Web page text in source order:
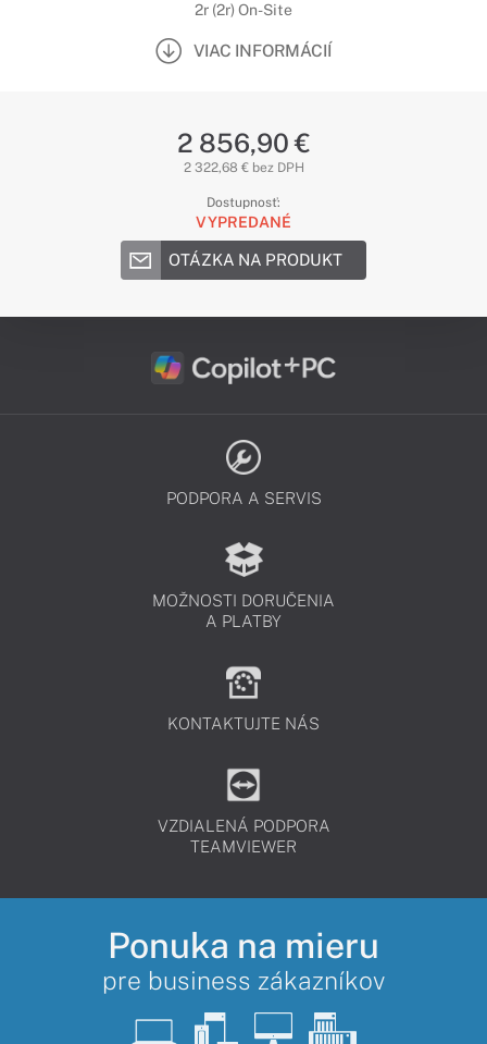
2r (2r) On-Site
VIAC INFORMÁCIÍ
2 856,90 €
2 322,68 € bez DPH
Dostupnosť:
VYPREDANÉ
OTÁZKA NA PRODUKT
PODPORA A SERVIS
MOŽNOSTI DORUČENIA
A PLATBY
KONTAKTUJTE NÁS
VZDIALENÁ PODPORA
TEAMVIEWER
Ponuka na mieru
pre business zákazníkov